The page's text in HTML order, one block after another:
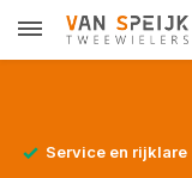
Service en rijklare